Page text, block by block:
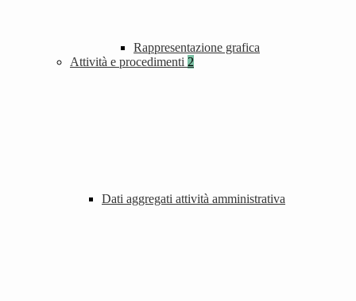
Rappresentazione grafica
Attività e procedimenti 2
Dati aggregati attività amministrativa